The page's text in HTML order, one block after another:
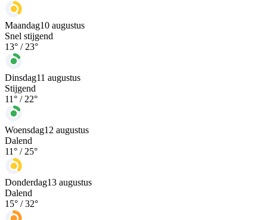
Maandag10 augustus
Snel stijgend
13° / 23°
Dinsdag11 augustus
Stijgend
11° / 22°
Woensdag12 augustus
Dalend
11° / 25°
Donderdag13 augustus
Dalend
15° /32°